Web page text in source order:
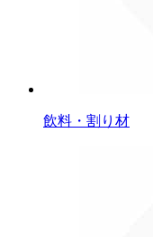
飲料・割り材